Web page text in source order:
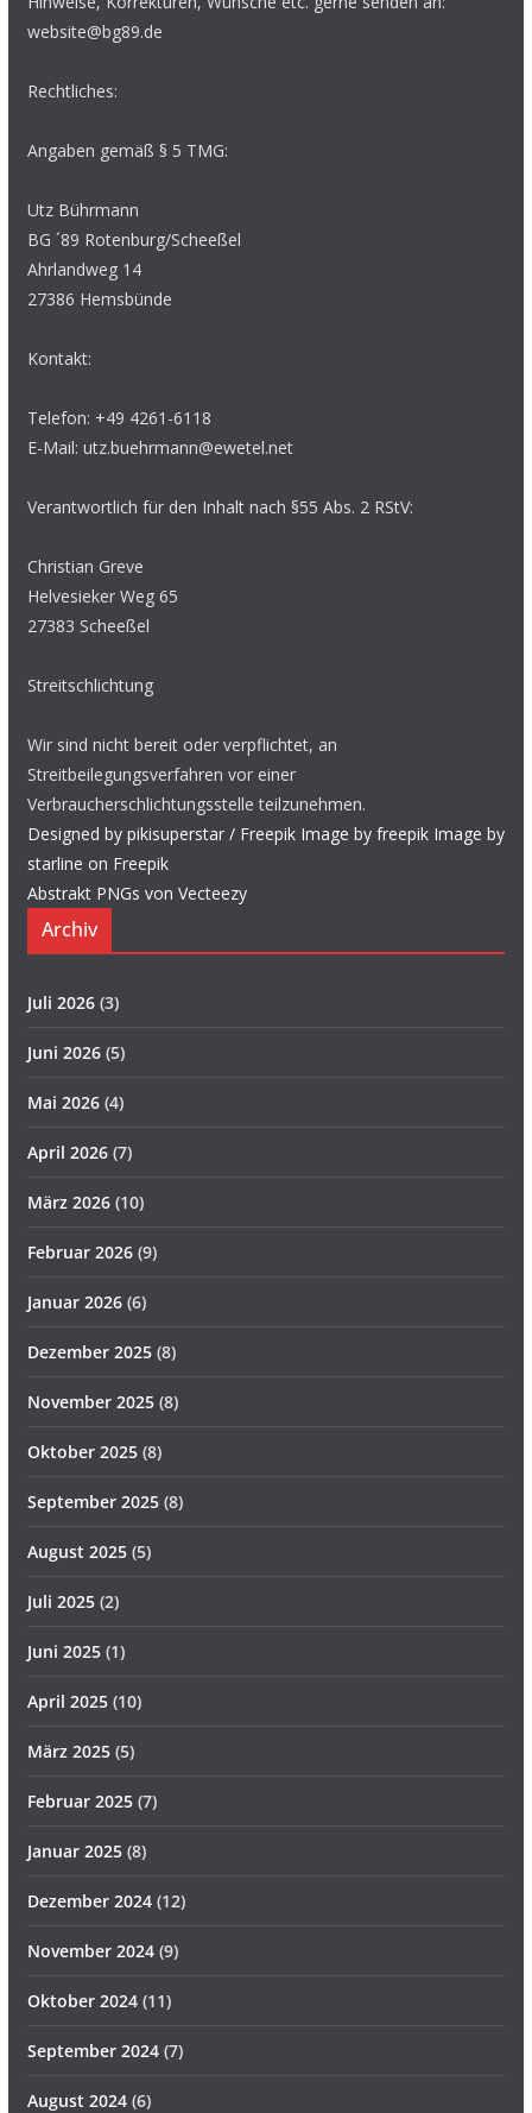
website@bg89.de
Rechtliches:
Angaben gemäß § 5 TMG:
Utz Bührmann
BG ´89 Rotenburg/Scheeßel
Ahrlandweg 14
27386 Hemsbünde
Kontakt:
Telefon: +49 4261-6118
E-Mail: utz.buehrmann@ewetel.net
Verantwortlich für den Inhalt nach §55 Abs. 2 RStV:
Christian Greve
Helvesieker Weg 65
27383 Scheeßel
Streitschlichtung
Wir sind nicht bereit oder verpflichtet, an
Streitbeilegungsverfahren vor einer
Verbraucherschlichtungsstelle teilzunehmen.
Designed by pikisuperstar / Freepik Image by freepik Image by
starline on Freepik
Abstrakt PNGs von Vecteezy
Archiv
Juli 2026(3)
Juni 2026(5)
Mai 2026(4)
April 2026(7)
März 2026(10)
Februar 2026(9)
Januar 2026(6)
Dezember 2025(8)
November 2025(8)
Oktober 2025(8)
September 2025(8)
August 2025(5)
Juli 2025(2)
Juni 2025(1)
April 2025(10)
März 2025(5)
Februar 2025(7)
Januar 2025(8)
Dezember 2024(12)
November 2024(9)
Oktober 2024(11)
September 2024(7)
August 2024(6)